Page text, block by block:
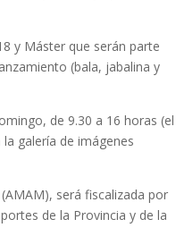
y Máster que serán parte
(bala, jabalina y
de 9.30 a 16 horas (el
galería de imágenes
será fiscalizada por
de la Provincia y de la